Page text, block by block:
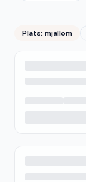
Plats: mjallom